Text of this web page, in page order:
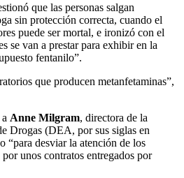
que las personas salgan
sin protección correcta, cuando el
puede ser mortal, e ironizó con el
se van a prestar para exhibir en la
fentanilo”.
que producen metanfetaminas”,
Anne Milgram, directora de la
Drogas (DEA, por sus siglas en
“para desviar la atención de los
unos contratos entregados por